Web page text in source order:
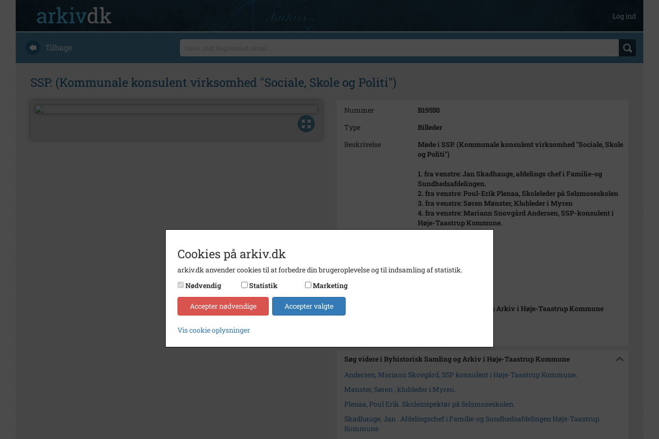
Log ind
Tilbage
SSP. (Kommunale konsulent virksomhed "Sociale, Skole og Politi")
Nummer
B19550
Type
Billeder
Beskrivelse
Møde i SSP. (Kommunale konsulent virksomhed "Sociale, Skole
og Politi")
1. fra venstre: Jan Skadhauge, afdelings chef i Familie-og
Sundhedsafdelingen.
2. fra venstre: Poul-Erik Plenaa, Skoleleder på Selsmoseskolen
3. fra venstre: Søren Mønster, Klubleder i Myren
4. fra venstre: Mariann Snovgård Andersen, SSP-konsulent i
Høje-Taastrup Kommune.
Fotograf
Michael Wimmelmann
Se på kort
Byhistorisk Samling og Arkiv i Høje-Taastrup Kommune
Søg videre i Byhistorisk Samling og Arkiv i Høje-Taastrup Kommune
Andersen, Mariann Skovgård, SSP konsulent i Høje-Taastrup Kommune.
Mønster, Søren , klubleder i Myren.
Plenaa, Poul Erik .Skoleinspektør på Selsmoseskolen.
Skadhauge, Jan . Afdelingschef i Familie-og Sundhedsafdelingen Høje-Taastrup
Kommune
Cookies på arkiv.dk
arkiv.dk anvender cookies til at forbedre din brugeroplevelse og til indsamling af statistik.
Nødvendig
Statistik Marketing
Accepter nødvendige Accepter valgte
Vis cookie oplysninger